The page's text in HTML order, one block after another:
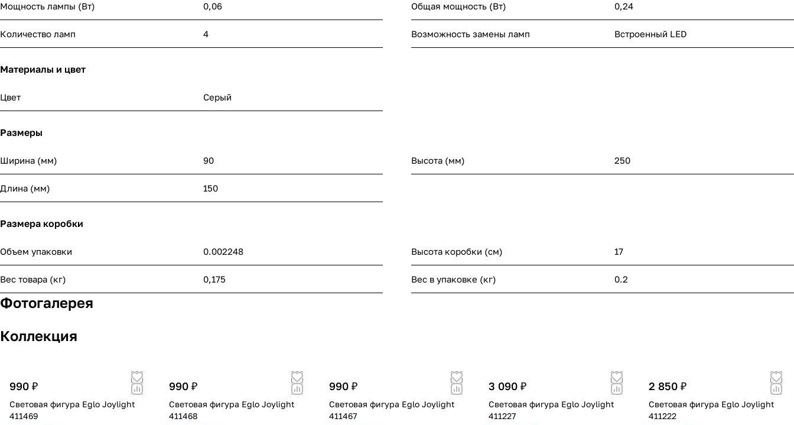
Мощность лампы (Вт) 0,06 Общая мощность (Вт) 0,24
Количество ламп 4 Возможность замены ламп Встроенный LED
Материалы и цвет
Цвет Серый
Размеры
Ширина (мм) 90 Высота (мм) 250
Длина (мм) 150
Размера коробки
Объем упаковки 0.002248 Высота коробки (см) 17
Вес товара (кг) 0,175 Вес в упаковке (кг) 0.2
Фотогалерея
Коллекция
990 ₽
Световая фигура Eglo Joylight
411469
990 ₽
Световая фигура Eglo Joylight
411468
990 ₽
Световая фигура Eglo Joylight
411467
3 090 ₽
Световая фигура Eglo Joylight
411227
2 850 ₽
Световая фигура Eglo Joylight
411222